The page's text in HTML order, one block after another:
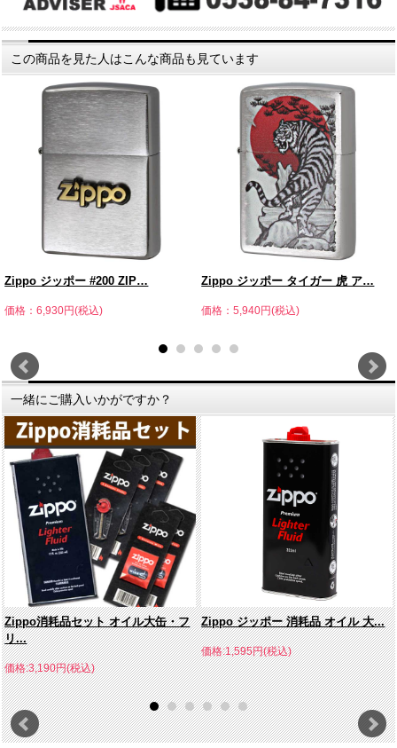
この商品を見た人はこんな商品も見ています
Zippo ジッポー #200 ZIP…
価格：6,930円(税込)
Zippo ジッポー タイガー 虎 ア…
価格：5,940円(税込)
一緒にご購入いかがですか？
Zippo消耗品セット オイル大缶・フ
リ...
価格:3,190円(税込)
Zippo ジッポー 消耗品 オイル 大...
価格:1,595円(税込)